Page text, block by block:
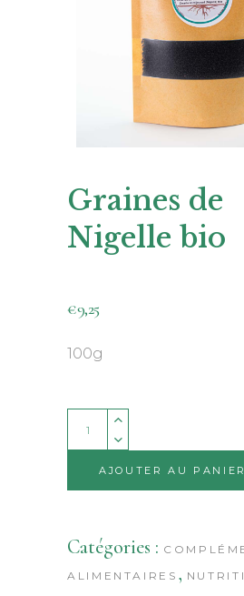
Graines de
Nigelle bio
€9,25
100g
Quantity
AJOUTER AU PANIER
Catégories :
ALIMENTAIRES ,